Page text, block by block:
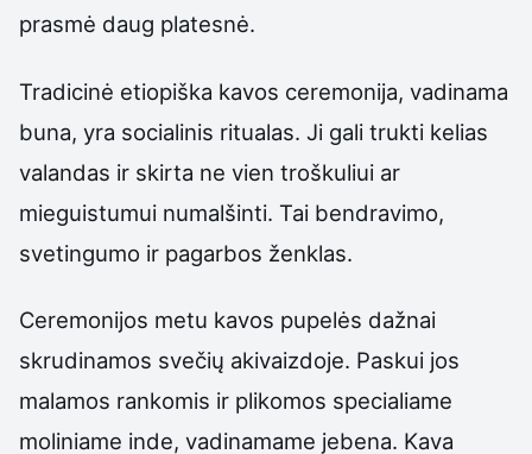
prasmė daug platesnė.
Tradicinė etiopiška kavos ceremonija, vadinama
buna, yra socialinis ritualas. Ji gali trukti kelias
valandas ir skirta ne vien troškuliui ar
mieguistumui numalšinti. Tai bendravimo,
svetingumo ir pagarbos ženklas.
Ceremonijos metu kavos pupelės dažnai
skrudinamos svečių akivaizdoje. Paskui jos
malamos rankomis ir plikomos specialiame
moliniame inde, vadinamame jebena. Kava